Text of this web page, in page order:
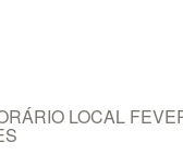
LOCAL